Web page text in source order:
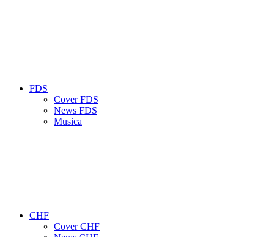
FDS
Cover FDS
News FDS
Musica
CHF
Cover CHF